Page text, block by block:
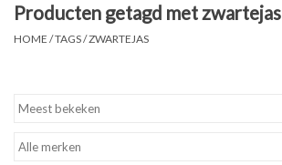
Producten getagd met zwartejas
HOME /TAGS/ZWARTEJAS